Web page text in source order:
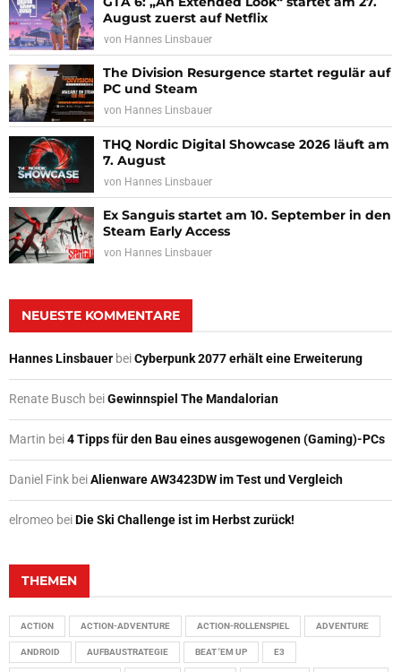
August zuerst auf Netflix
von Hannes Linsbauer
The Division Resurgence startet regulär auf
PC und Steam
von Hannes Linsbauer
THQ Nordic Digital Showcase 2026 läuft am
7. August
von Hannes Linsbauer
Ex Sanguis startet am 10. September in den
Steam Early Access
von Hannes Linsbauer
NEUESTE KOMMENTARE
Hannes Linsbauer beiCyberpunk 2077 erhält eine Erweiterung
Renate Busch beiGewinnspiel The Mandalorian
Martin bei4 Tipps für den Bau eines ausgewogenen (Gaming)-PCs
Daniel Fink beiAlienware AW3423DW im Test und Vergleich
elromeo beiDie Ski Challenge ist im Herbst zurück!
THEMEN
ACTION ACTION-ADVENTURE ACTION-ROLLENSPIEL ADVENTURE
ANDROID AUFBAUSTRATEGIE BEAT 'EM UP E3